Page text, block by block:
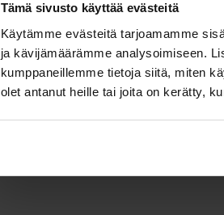
Tämä sivusto käyttää evästeitä
Käytämme evästeitä tarjoamamme
ja kävijämäärämme analysoimiseen.
kumppaneillemme tietoja siitä, miten
olet antanut heille tai joita on kerätty,